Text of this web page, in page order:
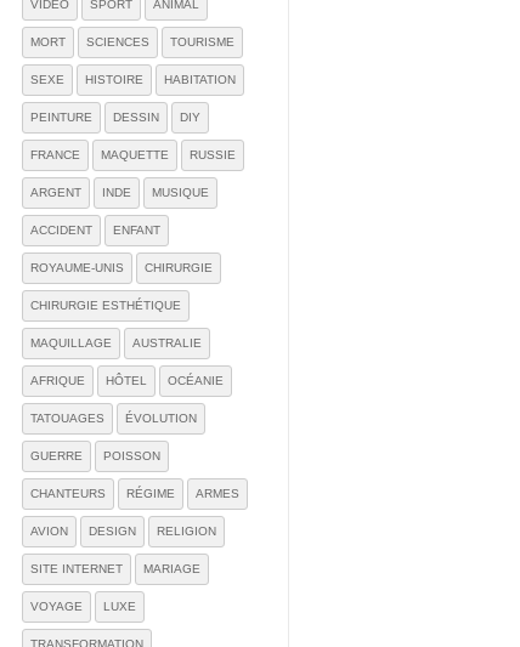
VIDÉO SPORT ANIMAL
MORT SCIENCES TOURISME
SEXE HISTOIRE HABITATION
PEINTURE DESSIN DIY
FRANCE MAQUETTE RUSSIE
ARGENT INDE MUSIQUE
ACCIDENT ENFANT
ROYAUME-UNIS CHIRURGIE
CHIRURGIE ESTHÉTIQUE
MAQUILLAGE AUSTRALIE
AFRIQUE HÔTEL OCÉANIE
TATOUAGES ÉVOLUTION
GUERRE POISSON
CHANTEURS RÉGIME ARMES
AVION DESIGN RELIGION
SITE INTERNET MARIAGE
VOYAGE LUXE
TRANSFORMATION